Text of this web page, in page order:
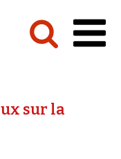
:
sur la